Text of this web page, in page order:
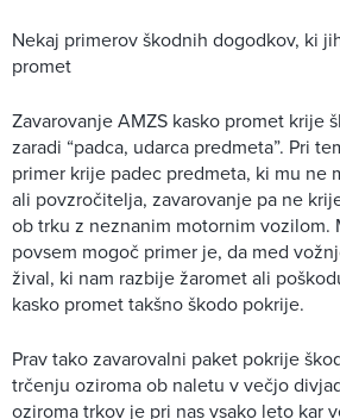
Nekaj primerov škodnih dogodkov, ki
promet
Zavarovanje AMZS kasko promet krije
zaradi “padca, udarca predmeta”. Pri
primer krije padec predmeta, ki mu ne
ali povzročitelja, zavarovanje pa ne
ob trku z neznanim motornim vozilom.
povsem mogoč primer je, da med
žival, ki nam razbije žaromet ali
kasko promet takšno škodo pokrije.
Prav tako zavarovalni paket pokrije
trčenju oziroma ob naletu v večjo
oziroma trkov je pri nas vsako leto kar